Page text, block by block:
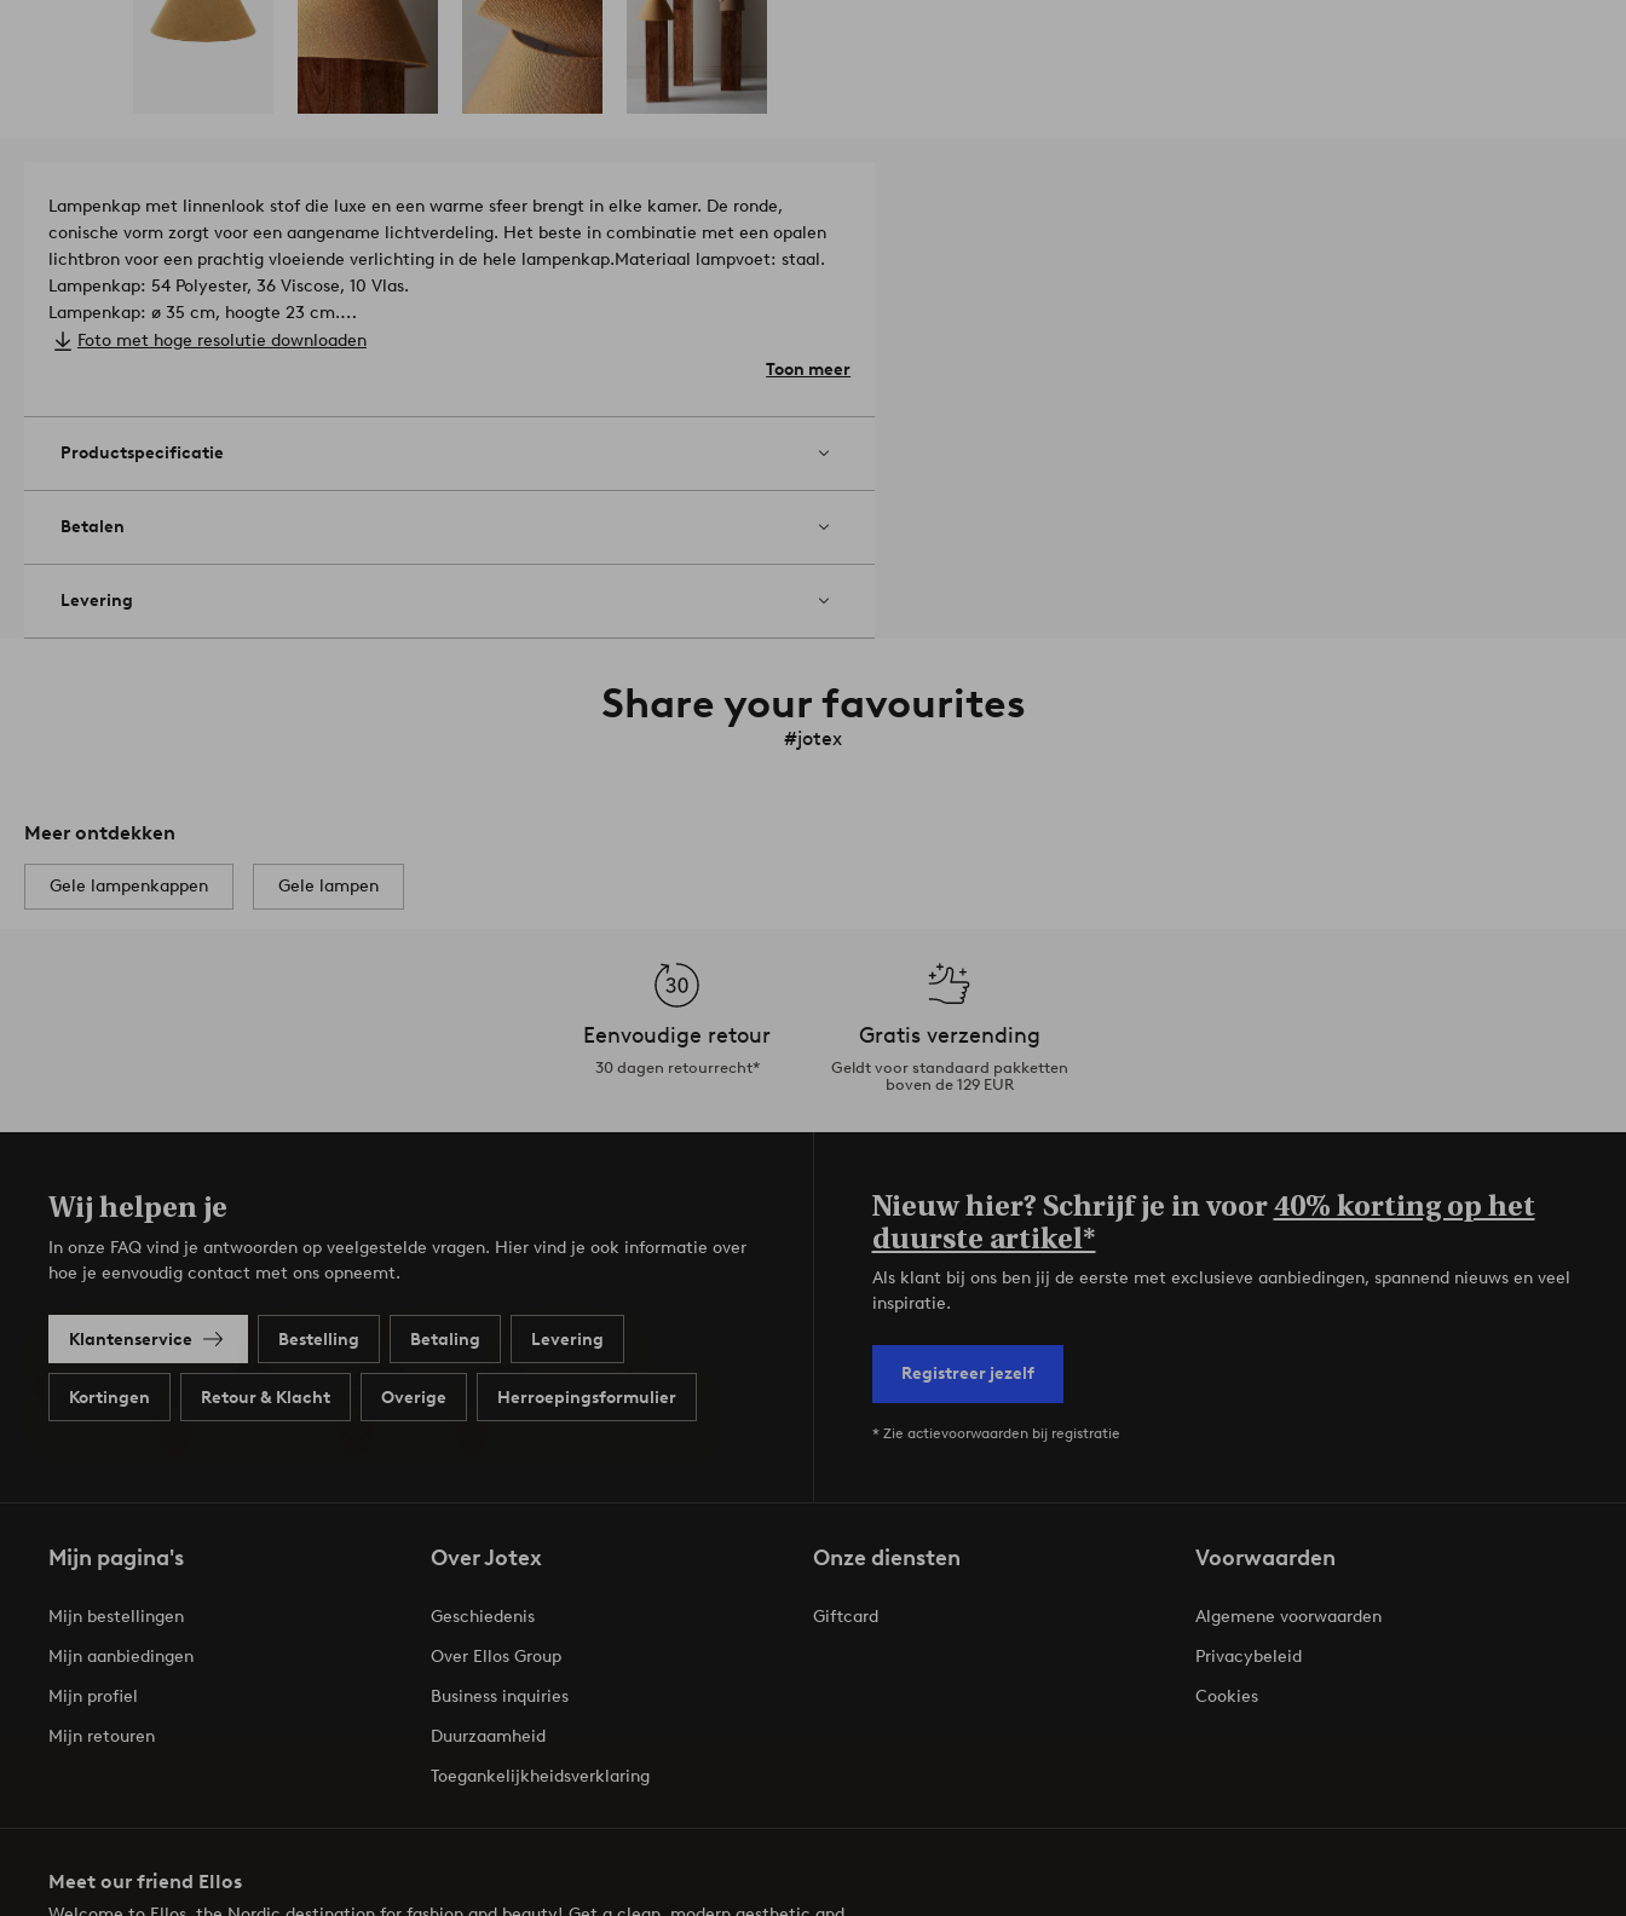
Lampenkap met linnenlook stof die luxe en een warme sfeer brengt in elke kamer. De ronde,
conische vorm zorgt voor een aangename lichtverdeling. Het beste in combinatie met een opalen
lichtbron voor een prachtig vloeiende verlichting in de hele lampenkap.Materiaal lampvoet: staal.
Lampenkap: 54 Polyester, 36 Viscose, 10 Vlas.
Lampenkap: ø 35 cm, hoogte 23 cm.
Lichtbron niet inbegrepen.
Foto met hoge resolutie downloaden
Toon meer
Productspecificatie
Betalen
Levering
Share your favourites
#jotex
Meer ontdekken
Gele lampenkappen Gele lampen
Eenvoudige retour
30 dagen retourrecht*
Gratis verzending
Geldt voor standaard pakketten
boven de 129 EUR
Wij helpen je
In onze FAQ vind je antwoorden op veelgestelde vragen. Hier vind je ook informatie over
hoe je eenvoudig contact met ons opneemt.
Klantenservice Bestelling Betaling Levering
Kortingen Retour & Klacht Overige Herroepingsformulier
Nieuw hier? Schrijf je in voor40% korting op het
duurste artikel*
Als klant bij ons ben jij de eerste met exclusieve aanbiedingen, spannend nieuws en veel
inspiratie.
Registreer jezelf
* Zie actievoorwaarden bij registratie
Mijn pagina's
Mijn bestellingen
Mijn aanbiedingen
Mijn profiel
Mijn retouren
Over Jotex
Geschiedenis
Over Ellos Group
Business inquiries
Duurzaamheid
Toegankelijkheidsverklaring
Onze diensten
Giftcard
Voorwaarden
Algemene voorwaarden
Privacybeleid
Cookies
Meet our friend Ellos